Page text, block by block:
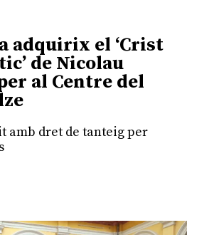
adquirix el ‘Crist
de Nicolau
al Centre del
amb dret de tanteig per